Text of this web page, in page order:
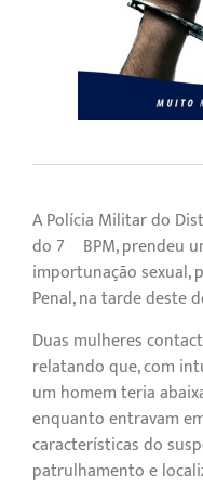
A Polícia Militar do
do 7º BPM, prendeu
importunação sexual,
Penal, na tarde deste
Duas mulheres
relatando que, com
um homem teria
enquanto entravam
características do
patrulhamento e